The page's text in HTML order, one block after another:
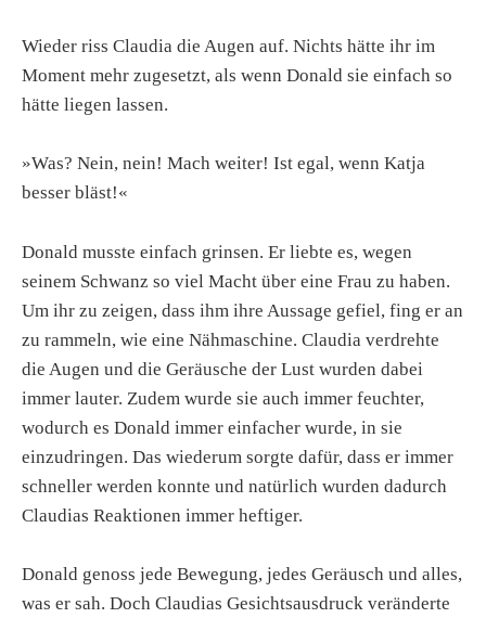
Wieder riss Claudia die Augen auf. Nichts hätte ihr im
Moment mehr zugesetzt, als wenn Donald sie einfach so
hätte liegen lassen.
»Was? Nein, nein! Mach weiter! Ist egal, wenn Katja
besser bläst!«
Donald musste einfach grinsen. Er liebte es, wegen
seinem Schwanz so viel Macht über eine Frau zu haben.
Um ihr zu zeigen, dass ihm ihre Aussage gefiel, fing er an
zu rammeln, wie eine Nähmaschine. Claudia verdrehte
die Augen und die Geräusche der Lust wurden dabei
immer lauter. Zudem wurde sie auch immer feuchter,
wodurch es Donald immer einfacher wurde, in sie
einzudringen. Das wiederum sorgte dafür, dass er immer
schneller werden konnte und natürlich wurden dadurch
Claudias Reaktionen immer heftiger.
Donald genoss jede Bewegung, jedes Geräusch und alles,
was er sah. Doch Claudias Gesichtsausdruck veränderte